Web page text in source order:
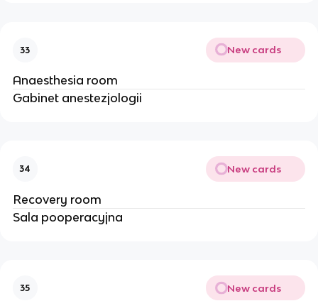
33 New cards
Anaesthesia room
Gabinet anestezjologii
34 New cards
Recovery room
Sala pooperacyjna
35 New cards